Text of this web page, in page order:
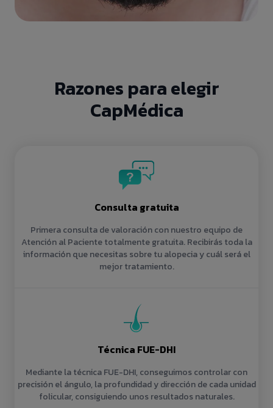
Razones para elegir
CapMédica
Consulta gratuita
Primera consulta de valoración con nuestro equipo de
Atención al Paciente totalmente gratuita. Recibirás toda la
información que necesitas sobre tu alopecia y cuál será el
mejor tratamiento.
Técnica FUE-DHI
Mediante la técnica FUE-DHI, conseguimos controlar con
precisión el ángulo, la profundidad y dirección de cada unidad
folicular, consiguiendo unos resultados naturales.